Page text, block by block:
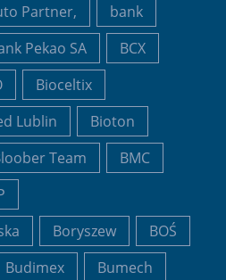
Partner,
bank
Pekao SA
BCX
Bioceltix
Lublin
Bioton
Team
BMC
Boryszew
BOŚ
Budimex
Bumech